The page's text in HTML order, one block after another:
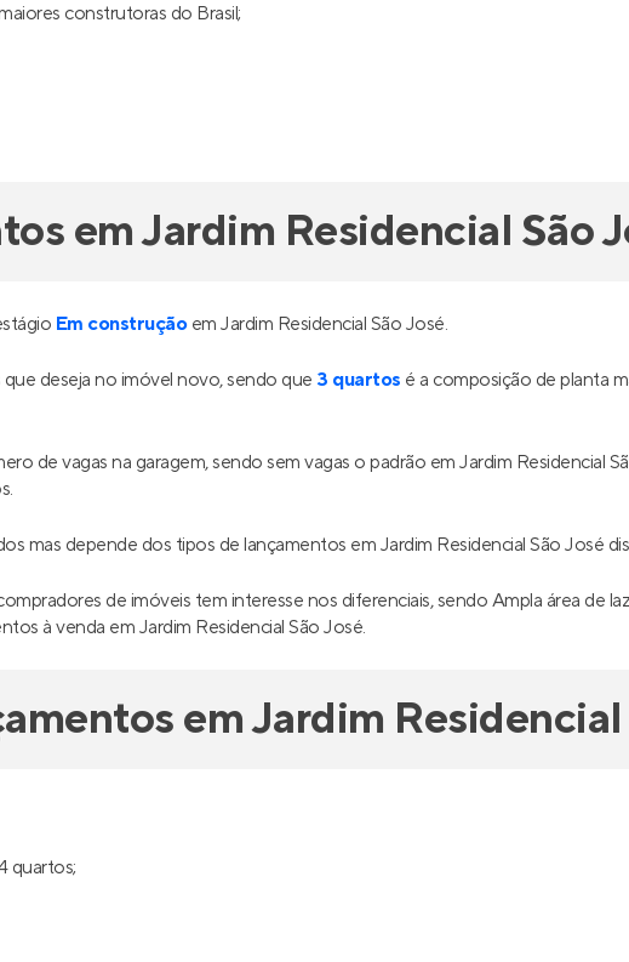
construtoras do Brasil;
em Jardim Residencial São
Em construçãoem Jardim Residencial São José.
deseja no imóvel novo, sendo que 3 quartos é a composição de planta
de vagas na garagem, sendo sem vagas o padrão em Jardim Residencial
mas depende dos tipos de lançamentos em Jardim Residencial São José
de imóveis tem interesse nos diferenciais, sendo Ampla área de
à venda em Jardim Residencial São José.
em Jardim Residencial
quartos;